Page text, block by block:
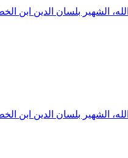
الشهير بلسان الدين ابن
الشهير بلسان الدين ابن